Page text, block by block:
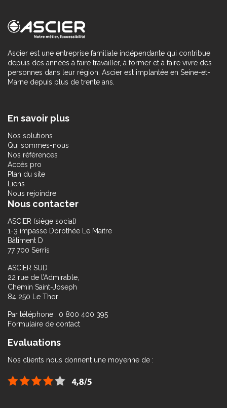
Ascier est une entreprise familiale indépendante qui contribue
depuis des années à faire travailler, à former et à faire vivre des
personnes dans leur région. Ascier est implantée en Seine-et-
Marne depuis plus de trente ans.
En savoir plus
Nos solutions
Qui sommes-nous
Nos références
Accès pro
Plan du site
Liens
Nous rejoindre
Nous contacter
ASCIER (siège social)
1-3 impasse Dorothée Le Maitre
Bâtiment D
77 700 Serris
ASCIER SUD
22 rue de l’Admirable,
Chemin Saint-Joseph
84 250 Le Thor
Par téléphone : 0 800 400 395
Formulaire de contact
Evaluations
Nos clients nous donnent une moyenne de :